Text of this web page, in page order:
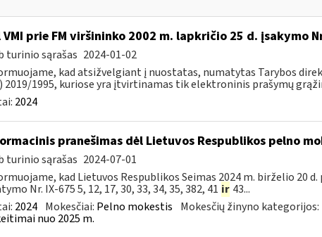
VMI prie FM viršininko 2002 m. lapkričio 25 d. įsakymo
turinio sąrašas 2024-01-02
kad atsižvelgiant į nuostatas, numatytas Tarybos
2019/1995, kuriose yra įtvirtinamas tik elektroninis prašymų
2024
pranešimas dėl Lietuvos Respublikos pelno
turinio sąrašas 2024-07-01
kad Lietuvos Respublikos Seimas 2024 m. birželio 20
Nr. IX-675 5, 12, 17, 30, 33, 34, 35, 382, 41 ir 43...
2024 Mokesčiai: Pelno mokestis Mokesčių žinyno kategorijos:
nuo 2025 m.